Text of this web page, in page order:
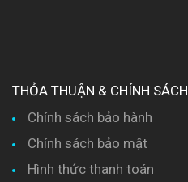
THỎA THUẬN & CHÍNH SÁCH
Chính sách bảo hành
Chính sách bảo mật
Hình thức thanh toán